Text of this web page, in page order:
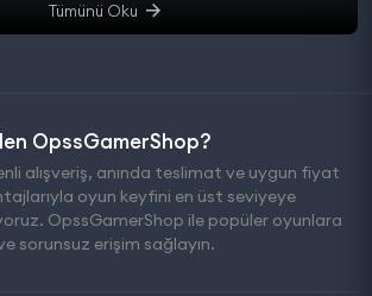
Tümünü Oku
OpssGamerShop?
alışveriş, anında teslimat ve uygun fiyat
oyun keyfini en üst seviyeye
OpssGamerShop ile popüler oyunlara
ve sorunsuz erişim sağlayın.